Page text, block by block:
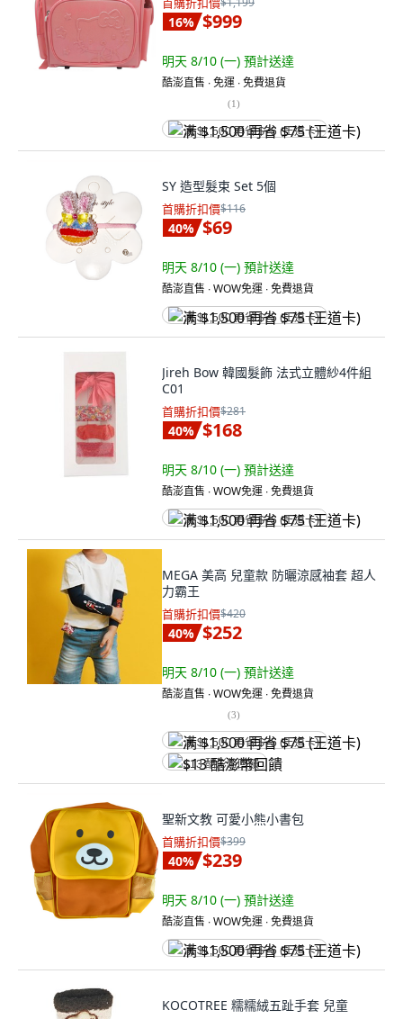
16% $999
明天 8/10 (一) 預計送達
酷澎直售 ∙ 免運 ∙ 免費退貨
(1)
满 $1,500 再省 $75 (王道卡)
SY 造型髮束 Set 5個
首購折扣價$116
40% $69
明天 8/10 (一) 預計送達
酷澎直售 ∙ WOW免運 ∙ 免費退貨
满 $1,500 再省 $75 (王道卡)
Jireh Bow 韓國髮飾 法式立體紗4件組
C01
首購折扣價$281
40% $168
明天 8/10 (一) 預計送達
酷澎直售 ∙ WOW免運 ∙ 免費退貨
满 $1,500 再省 $75 (王道卡)
MEGA 美高 兒童款 防曬涼感袖套 超人
力霸王
首購折扣價$420
40% $252
明天 8/10 (一) 預計送達
酷澎直售 ∙ WOW免運 ∙ 免費退貨
(3)
满 $1,500 再省 $75 (王道卡)
$13 酷澎幣回饋
聖新文教 可愛小熊小書包
首購折扣價$399
40% $239
明天 8/10 (一) 預計送達
酷澎直售 ∙ WOW免運 ∙ 免費退貨
满 $1,500 再省 $75 (王道卡)
KOCOTREE 糯糯絨五趾手套 兒童